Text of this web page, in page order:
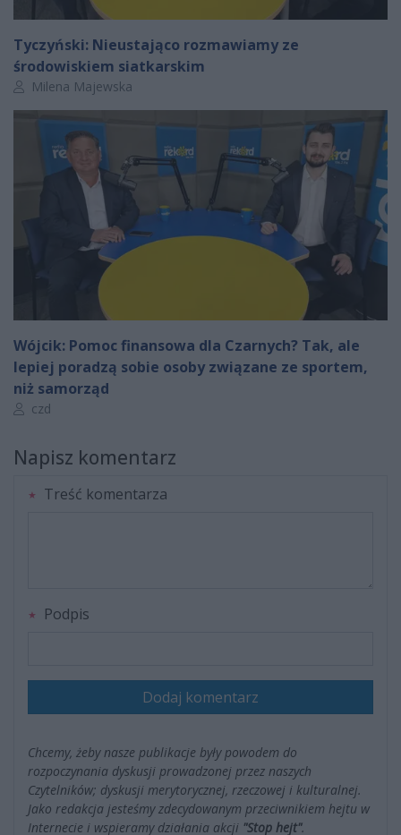
Tyczyński: Nieustająco rozmawiamy ze
środowiskiem siatkarskim
Autor artykułu:
Milena Majewska
Wójcik: Pomoc finansowa dla Czarnych? Tak, ale
lepiej poradzą sobie osoby związane ze sportem,
niż samorząd
Autor artykułu:
czd
Napisz komentarz
Treść komentarza
Podpis
Dodaj komentarz
Chcemy, żeby nasze publikacje były powodem do
rozpoczynania dyskusji prowadzonej przez naszych
Czytelników; dyskusji merytorycznej, rzeczowej i kulturalnej.
Jako redakcja jesteśmy zdecydowanym przeciwnikiem hejtu w
Internecie i wspieramy działania akcji "Stop hejt".